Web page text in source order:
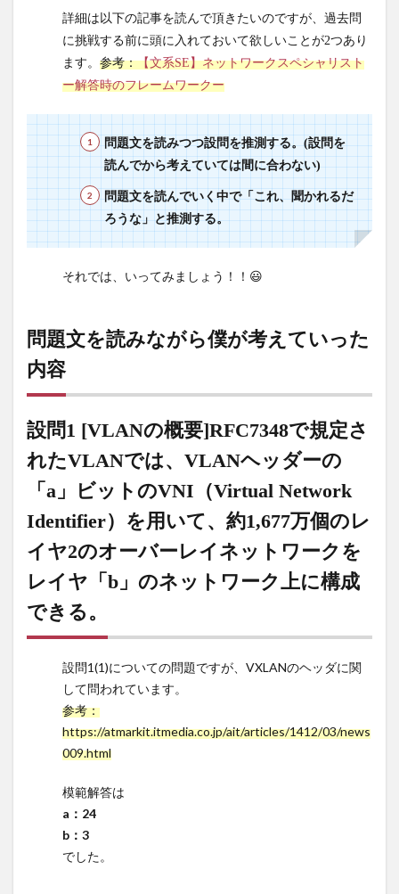
前提
文を
なが
ら僕
が考
いっ
た内
容
設問1
で規定され
たVLANで
は、VLANヘ
の
VNI（Virtual
Network
Identifier）
を用いて、
約1,677万個
オーバーレ
イネットワ
ークをレイ
ヤ「b」のネ
きる。
図1中
L3SW
VTEP
は、
サー
詳細は以下の記事を読んで頂きたいのですが、過去問
に挑戦する前に頭に入れておいて欲しいことが2つあり
ます。 参考：【文系SE】ネットワークスペシャリスト
ー解答時のフレームワークー
問題文を読みつつ設問を推測する。(設問を
読んでから考えていては間に合わない)
問題文を読んでいく中で「これ、聞かれるだ
ろうな」と推測する。
それでは、いってみましょう！！😃
問題文を読みながら僕が考えていった
内容
設問1 [VLANの概要]RFC7348で規定さ
れたVLANでは、VLANヘッダーの
「a」ビットのVNI（Virtual Network
Identifier）を用いて、約1,677万個のレ
イヤ2のオーバーレイネットワークを
レイヤ「b」のネットワーク上に構成
できる。
設問1(1)についての問題ですが、VXLANのヘッダに関
して問われています。
参考：
https://atmarkit.itmedia.co.jp/ait/articles/1412/03/news
009.html
模範解答は
a：24
b：3
でした。